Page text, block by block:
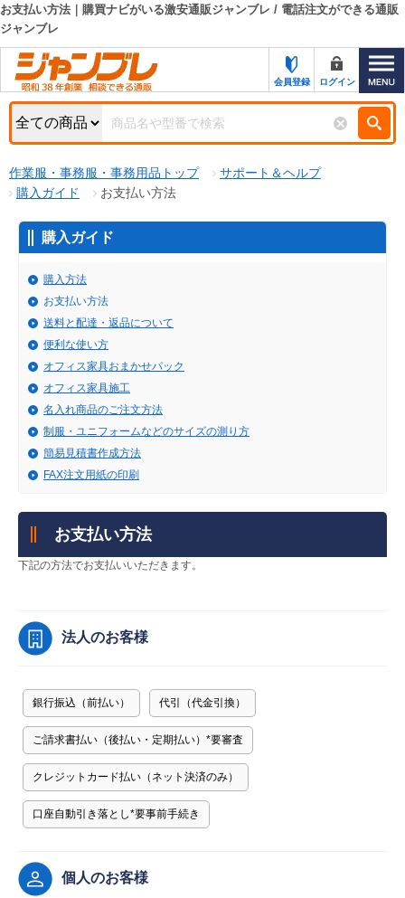
お知らせ
お問い合わせ
サポート＆ヘルプ
ジャンブレの特長
新規登録キャンペーン
名入れ刺繍
カタログ請求（無料）
クイックオーダー
ログアウト
キーワード検索
検索
検索条件
商品カテゴリから選ぶ
おすすめ
NEW
売れ筋
オリジナル
処分品
販売終了
販売価格(税抜き)で絞る
円から
円まで
お支払い方法｜購買ナビがいる激安通販ジャンブレ / 電話注文ができる通販
ジャンブレ
会員登録 ログイン
作業服・事務服・事務用品トップ
サポート＆ヘルプ
購入ガイド
お支払い方法
購入ガイド
購入方法
お支払い方法
送料と配達・返品について
便利な使い方
オフィス家具おまかせパック
オフィス家具施工
名入れ商品のご注文方法
制服・ユニフォームなどのサイズの測り方
簡易見積書作成方法
FAX注文用紙の印刷
お支払い方法
下記の方法でお支払いいただきます。
法人のお客様
銀行振込（前払い） 代引（代金引換）
ご請求書払い（後払い・定期払い） *要審査
クレジットカード払い（ネット決済のみ）
口座自動引き落とし*要事前手続き
個人のお客様